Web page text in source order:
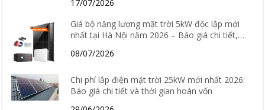
17/07/2026
Giá bộ năng lượng mặt trời 5kW độc lập mới
nhất tại Hà Nội năm 2026 – Báo giá chi tiết,
08/07/2026
Chi phí lắp điện mặt trời 25kW mới nhất 2026:
Báo giá chi tiết và thời gian hoàn vốn